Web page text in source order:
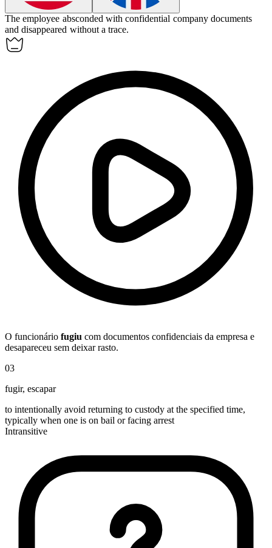
The employee absconded with confidential company documents
and disappeared without a trace.
O funcionário fugiu com documentos confidenciais da empresa e
desapareceu sem deixar rasto.
03
fugir, escapar
to intentionally avoid returning to custody at the specified time,
typically when one is on bail or facing arrest
Intransitive